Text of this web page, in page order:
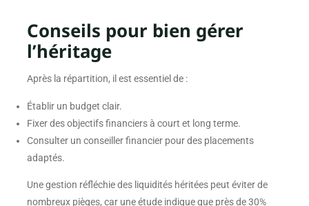
Conseils pour bien gérer
l’héritage
Après la répartition, il est essentiel de :
Établir un budget clair.
Fixer des objectifs financiers à court et long terme.
Consulter un conseiller financier pour des placements
adaptés.
Une gestion réfléchie des liquidités héritées peut éviter de
nombreux pièges, car une étude indique que près de 30%